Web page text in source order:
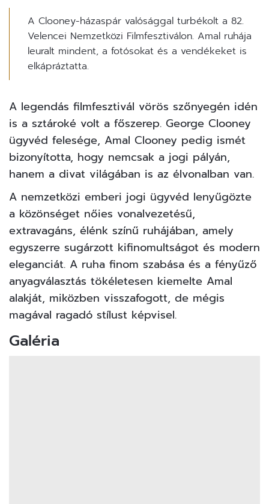
A Clooney-házaspár valósággal turbékolt a 82.
Velencei Nemzetközi Filmfesztiválon. Amal ruhája
leuralt mindent, a fotósokat és a vendékeket is
elkápráztatta.
A legendás filmfesztivál vörös szőnyegén idén
is a sztároké volt a főszerep. George Clooney
ügyvéd felesége, Amal Clooney pedig ismét
bizonyította, hogy nemcsak a jogi pályán,
hanem a divat világában is az élvonalban van.
A nemzetközi emberi jogi ügyvéd lenyűgözte
a közönséget nőies vonalvezetésű,
extravagáns, élénk színű ruhájában, amely
egyszerre sugárzott kifinomultságot és modern
eleganciát. A ruha finom szabása és a fényűző
anyagválasztás tökéletesen kiemelte Amal
alakját, miközben visszafogott, de mégis
magával ragadó stílust képvisel.
Galéria